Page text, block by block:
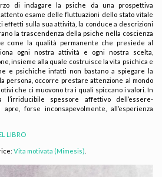
di indagare la psiche da una prospettiva
esame delle fluttuazioni dello stato vitale
effetti sulla sua attività, la conduce a descrizioni
la trascendenza della psiche nella coscienza
come la qualità permanente che presiede al
ogni nostra attività e ogni nostra scelta,
insieme alla quale costruisce la vita psichica e
e psichiche infatti non bastano a spiegare la
persona, occorre prestare attenzione al mondo
che ci muovono tra i quali spiccano i valori. In
l’irriducibile spessore affettivo dell’essere-
forse inconsapevolmente, all’esperienza
LIBRO
: Vita motivata (Mimesis)